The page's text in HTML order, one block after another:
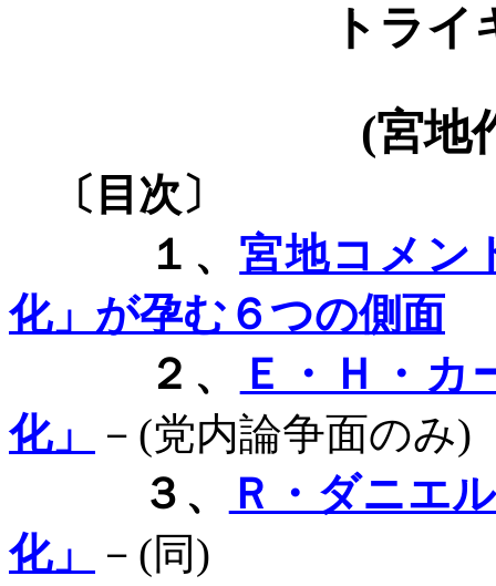
トラ
(宮地
〔目次〕
１、 宮地コメン
化」が孕む６つの側面
２、
Ｅ・Ｈ・カ
化」
－ (党内論争面のみ)
３、
Ｒ・ダニエ
化」
－ (同)